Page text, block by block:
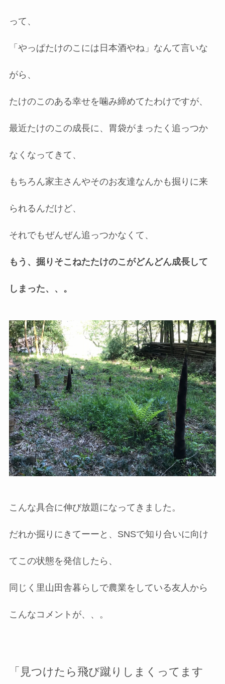
って、
「やっぱたけのこには日本酒やね」なんて言いな
がら、
たけのこのある幸せを噛み締めてたわけですが、
最近たけのこの成長に、胃袋がまったく追っつか
なくなってきて、
もちろん家主さんやそのお友達なんかも掘りに来
られるんだけど、
それでもぜんぜん追っつかなくて、
もう、掘りそこねたたけのこがどんどん成長して
しまった、、。
こんな具合に伸び放題になってきました。
だれか掘りにきてーーと、SNSで知り合いに向け
てこの状態を発信したら、
同じく里山田舎暮らしで農業をしている友人から
こんなコメントが、、。
「見つけたら飛び蹴りしまくってます